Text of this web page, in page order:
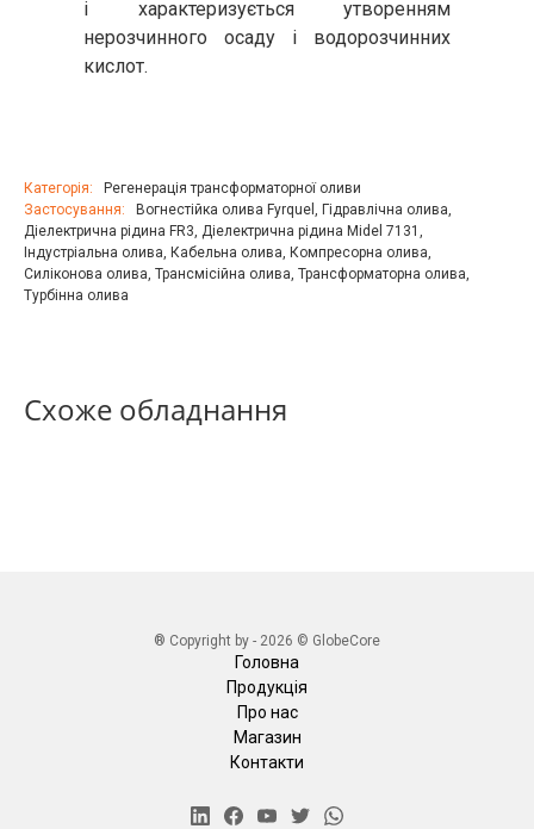
і характеризується утворенням
нерозчинного осаду і водорозчинних
кислот.
Категорія:
Регенерація трансформаторної оливи
Застосування:
Вогнестійка олива Fyrquel , Гідравлічна олива,
Діелектрична рідина FR3, Діелектрична рідина Midel 7131 ,
Індустріальна олива, Кабельна олива, Компресорна олива,
Силіконова олива, Трансмісійна олива, Трансформаторна олива,
Турбінна олива
Схоже обладнання
Головна
Продукція
Про нас
Магазин
Контакти
® Copyright by - 2026 © GlobeCore